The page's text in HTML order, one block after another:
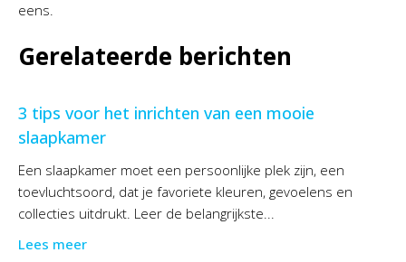
eens.
Gerelateerde berichten
3 tips voor het inrichten van een mooie
slaapkamer
Een slaapkamer moet een persoonlijke plek zijn, een
toevluchtsoord, dat je favoriete kleuren, gevoelens en
collecties uitdrukt. Leer de belangrijkste...
Lees meer